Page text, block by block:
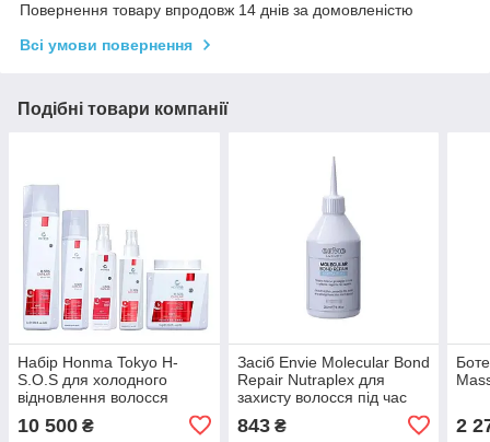
Повернення товару впродовж 14 днів за домовленістю
Всі умови повернення
Подібні товари компанії
Набір Honma Tokyo H-
S.O.S для холодного
відновлення волосся
1000/500/150/150/1000 мл
(заводська)
10 500 ₴
Засіб Envie Molecular Bond
Repair Nutraplex для
захисту волосся під час
(EN483), 250 мл
843₴ 2